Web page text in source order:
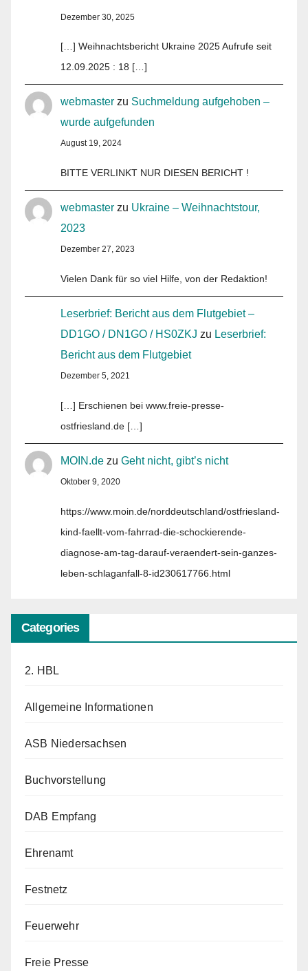
Dezember 30, 2025
[…] Weihnachtsbericht Ukraine 2025 Aufrufe seit
12.09.2025 : 18 […]
webmaster zu Suchmeldung aufgehoben –
wurde aufgefunden
August 19, 2024
BITTE VERLINKT NUR DIESEN BERICHT !
webmaster zu Ukraine – Weihnachtstour,
2023
Dezember 27, 2023
Vielen Dank für so viel Hilfe, von der Redaktion!
Leserbrief: Bericht aus dem Flutgebiet –
DD1GO / DN1GO / HS0ZKJ zu Leserbrief:
Bericht aus dem Flutgebiet
Dezember 5, 2021
[…] Erschienen bei www.freie-presse-
ostfriesland.de […]
MOIN.de zu Geht nicht, gibt’s nicht
Oktober 9, 2020
https://www.moin.de/norddeutschland/ostfriesland-
kind-faellt-vom-fahrrad-die-schockierende-
diagnose-am-tag-darauf-veraendert-sein-ganzes-
leben-schlaganfall-8-id230617766.html
Categories
2. HBL
Allgemeine Informationen
ASB Niedersachsen
Buchvorstellung
DAB Empfang
Ehrenamt
Festnetz
Feuerwehr
Freie Presse